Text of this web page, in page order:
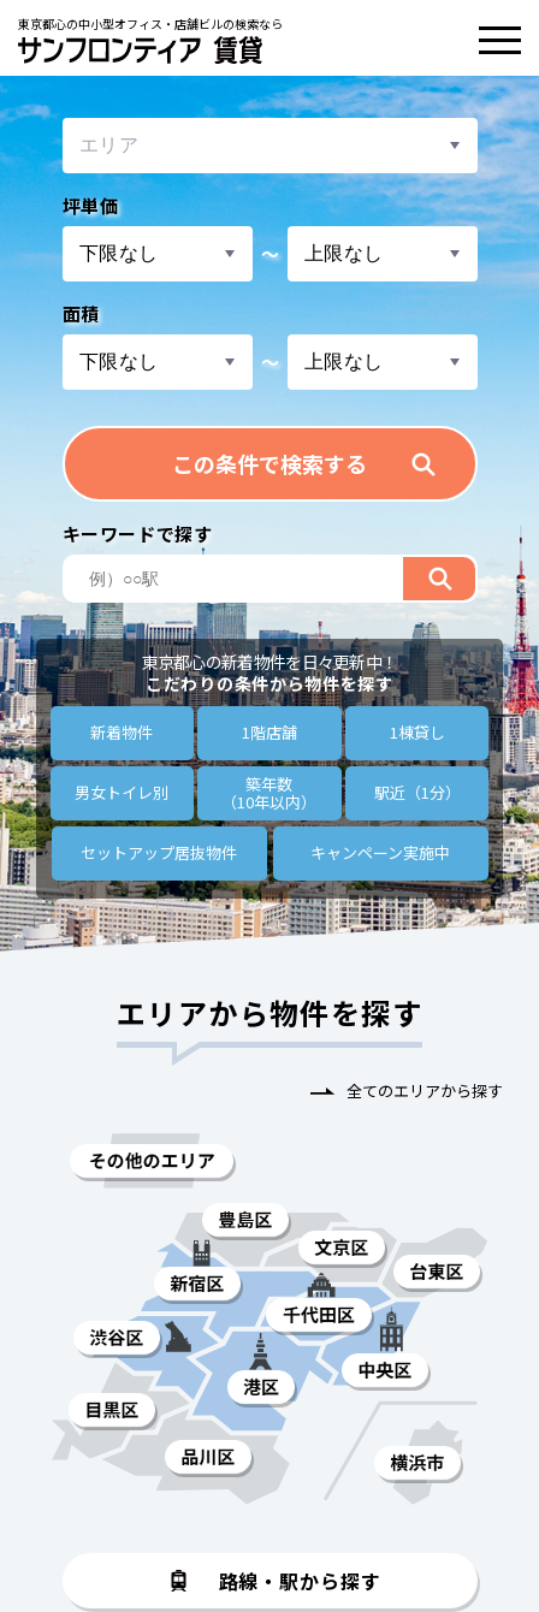
東京都心の中小型オフィス・店舗ビルの検索なら
坪単価
〜
面積
〜
この条件で検索する
キーワードで探す
東京都心の新着物件を日々更新中！
こだわりの条件から物件を探す
新着物件 1階店舗 1棟貸し
男女トイレ別 築年数
（10年以内） 駅近（1分）
セットアップ居抜物件 キャンペーン実施中
エリアから物件を探す
全てのエリアから探す
路線・駅から探す